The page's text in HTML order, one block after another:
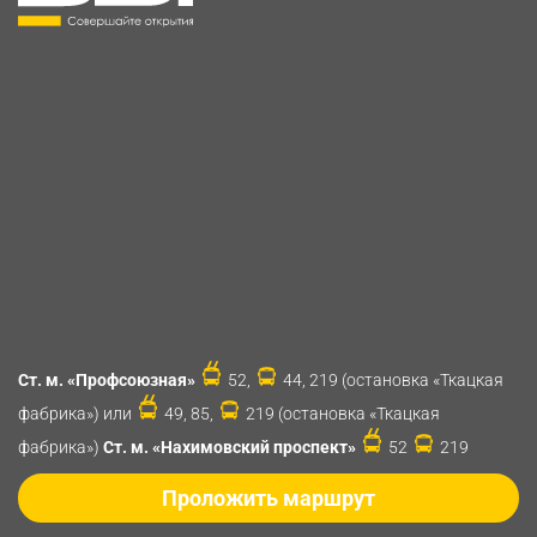
Ст. м. «Профсоюзная» 52,
44, 219 (остановка «Ткацкая
фабрика») или
49, 85,
219 (остановка «Ткацкая
фабрика») Ст. м. «Нахимовский проспект» 52 219
Проложить маршрут